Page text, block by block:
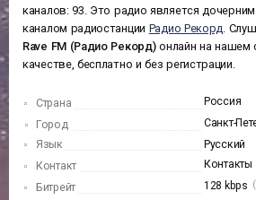
каналов: 93. Это радио является
каналом радиостанции Радио Рекорд .
Rave FM (Радио Рекорд)онлайн на нашем
качестве, бесплатно и без регистрации.
Страна
Россия
Город
Санкт-
Язык
Русский
Контакт
Контакты
Битрейт
128 kbps